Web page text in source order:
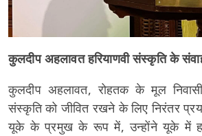
कुलदीप अहलावत हरियाणवी संस्कृति के
कुलदीप अहलावत, रोहतक के मूल
संस्कृति को जीवित रखने के लिए निरंतर
यूके के प्रमुख के रूप में, उन्होंने यूके में